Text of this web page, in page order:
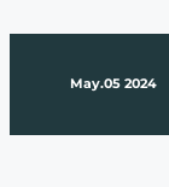
May.05 2024